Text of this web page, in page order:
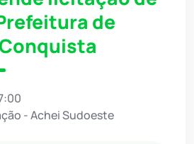
de
- Achei Sudoeste